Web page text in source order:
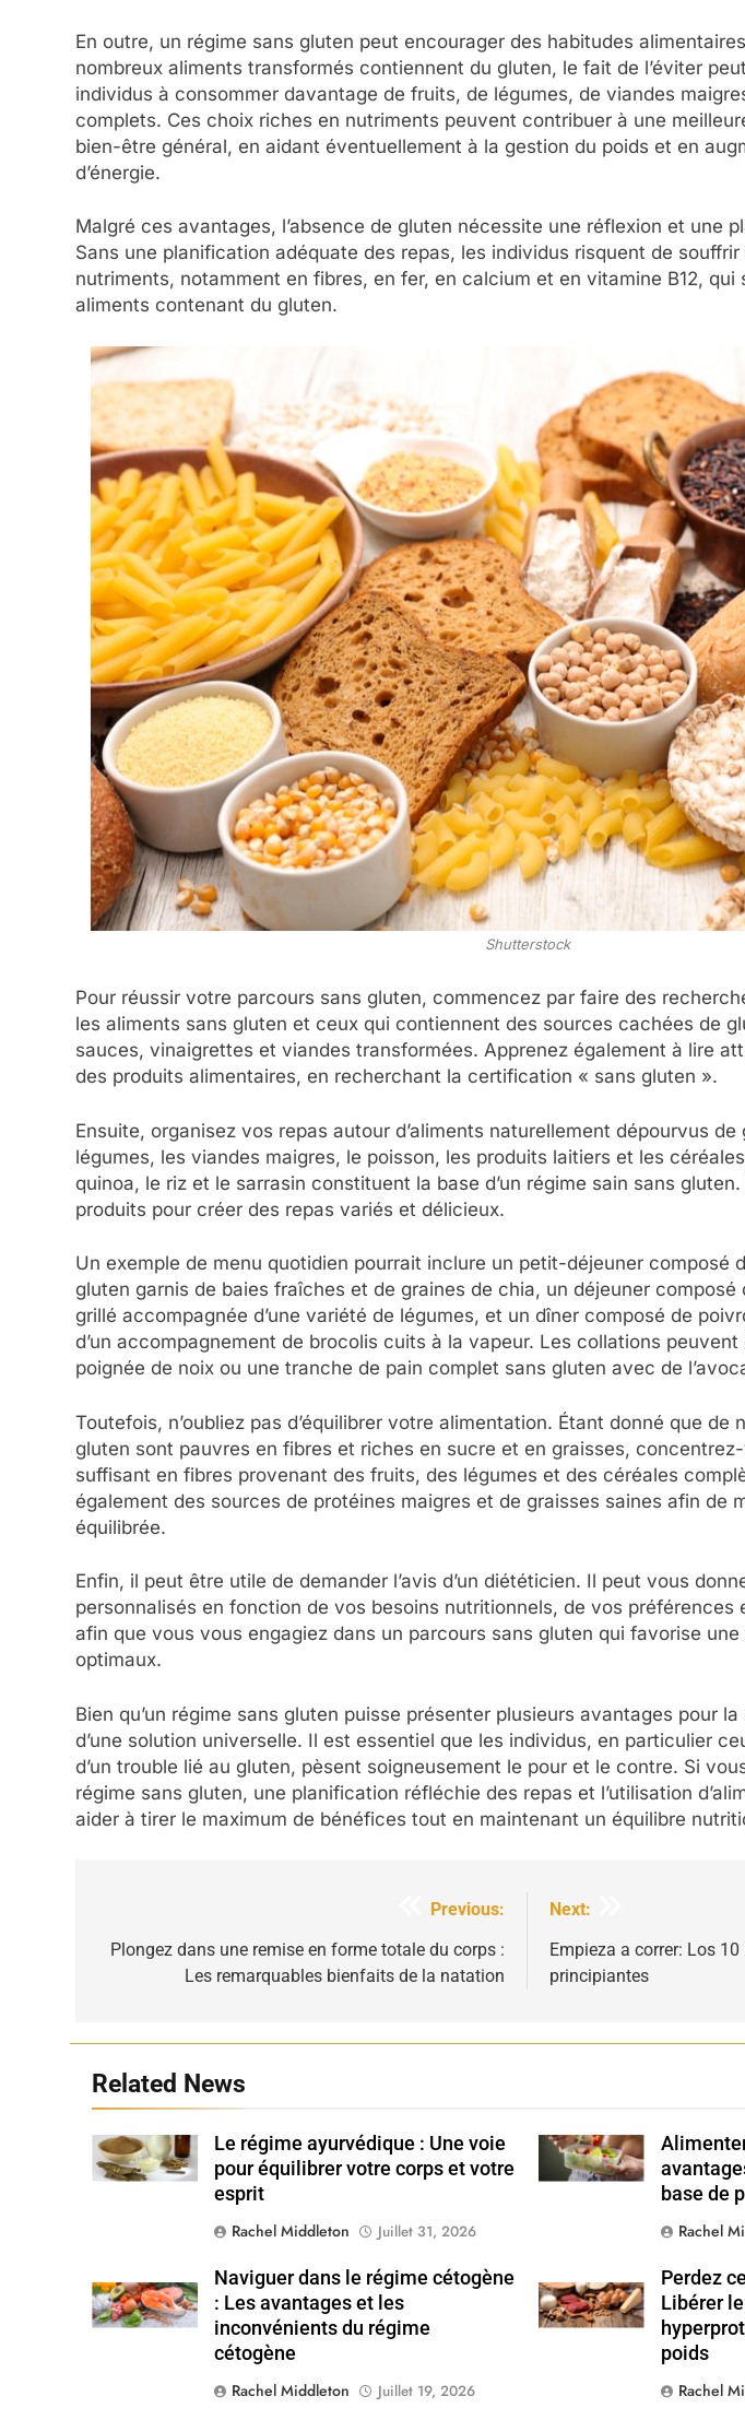
En outre, un régime sans gluten peut encourager des habitudes
nombreux aliments transformés contiennent du gluten, le fait de l’éviter
individus à consommer davantage de fruits, de légumes, de viandes
complets. Ces choix riches en nutriments peuvent contribuer à une
bien-être général, en aidant éventuellement à la gestion du poids et en
d’énergie.
Malgré ces avantages, l’absence de gluten nécessite une réflexion et une
Sans une planification adéquate des repas, les individus risquent de
nutriments, notamment en fibres, en fer, en calcium et en vitamine B12, qui
aliments contenant du gluten.
Shutterstock
Pour réussir votre parcours sans gluten, commencez par faire des
les aliments sans gluten et ceux qui contiennent des sources cachées de
sauces, vinaigrettes et viandes transformées. Apprenez également à lire
des produits alimentaires, en recherchant la certification « sans gluten ».
Ensuite, organisez vos repas autour d’aliments naturellement dépourvus
légumes, les viandes maigres, le poisson, les produits laitiers et les
quinoa, le riz et le sarrasin constituent la base d’un régime sain sans
produits pour créer des repas variés et délicieux.
Un exemple de menu quotidien pourrait inclure un petit-déjeuner composé
gluten garnis de baies fraîches et de graines de chia, un déjeuner composé
grillé accompagnée d’une variété de légumes, et un dîner composé de
d’un accompagnement de brocolis cuits à la vapeur. Les collations
poignée de noix ou une tranche de pain complet sans gluten avec de
Toutefois, n’oubliez pas d’équilibrer votre alimentation. Étant donné que de
gluten sont pauvres en fibres et riches en sucre et en graisses,
suffisant en fibres provenant des fruits, des légumes et des céréales
également des sources de protéines maigres et de graisses saines afin de
équilibrée.
Enfin, il peut être utile de demander l’avis d’un diététicien. Il peut vous
personnalisés en fonction de vos besoins nutritionnels, de vos préférences
afin que vous vous engagiez dans un parcours sans gluten qui favorise
optimaux.
Bien qu’un régime sans gluten puisse présenter plusieurs avantages pour la
d’une solution universelle. Il est essentiel que les individus, en particulier
d’un trouble lié au gluten, pèsent soigneusement le pour et le contre. Si
régime sans gluten, une planification réfléchie des repas et l’utilisation
aider à tirer le maximum de bénéfices tout en maintenant un équilibre
de
Previous:
Plongez dans une remise en forme totale du corps :
Les remarquables bienfaits de la natation
Next:
Empieza a correr: Los
principiantes
Related News
Shutterstock
Le régime ayurvédique : Une voie
pour équilibrer votre corps et votre
esprit
Rachel Middleton
Juillet 31, 2026
Shutterstock
base de
Rachel
Shutterstock
Naviguer dans le régime cétogène
: Les avantages et les
inconvénients du régime
cétogène
Rachel Middleton
Juillet 19, 2026
Shutterstock
Perdez
Libérer
poids
Rachel